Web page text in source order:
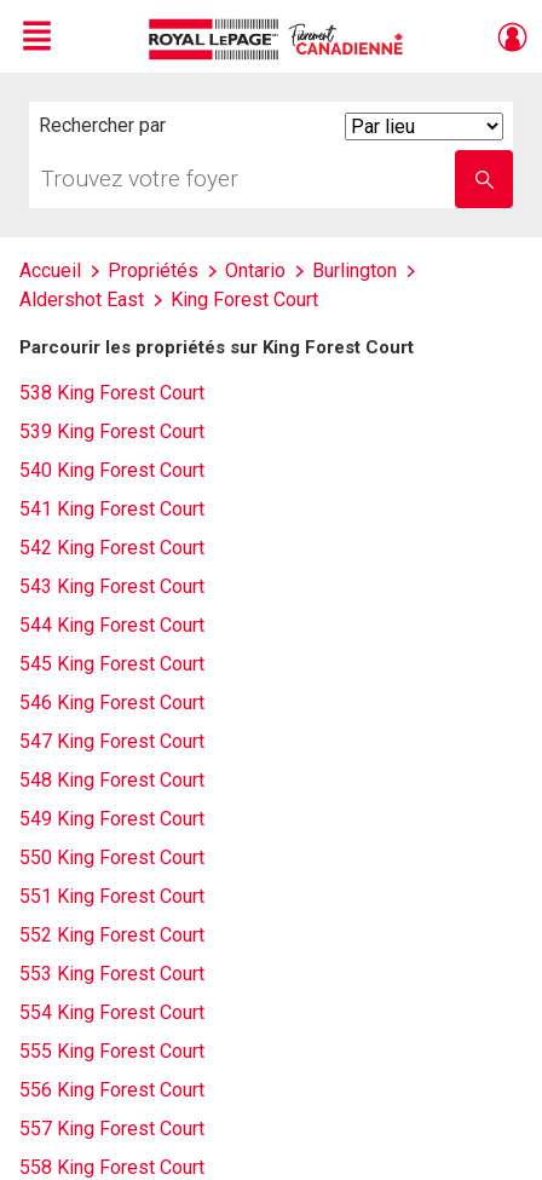
Menu
Rechercher par
votre
nom
Accueil Propriétés Ontario
Burlington
Aldershot East
King Forest Court
Parcourir les propriétés sur King Forest Court
538 King Forest Court
539 King Forest Court
540 King Forest Court
541 King Forest Court
542 King Forest Court
543 King Forest Court
544 King Forest Court
545 King Forest Court
546 King Forest Court
547 King Forest Court
548 King Forest Court
549 King Forest Court
550 King Forest Court
551 King Forest Court
552 King Forest Court
553 King Forest Court
554 King Forest Court
555 King Forest Court
556 King Forest Court
557 King Forest Court
558 King Forest Court